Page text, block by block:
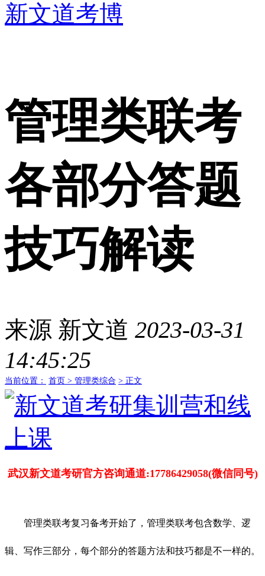
新文道考博
管理类联考
各部分答题
技巧解读
来源 新文道 2023-03-31
14:45:25
当前位置： 首页 > 管理类综合 > 正文
武汉新文道考研官方咨询通道:17786429058(微信同号)
管理类联考复习备考开始了，管理类联考包含数学、逻
辑、写作三部分，每个部分的答题方法和技巧都是不一样的。